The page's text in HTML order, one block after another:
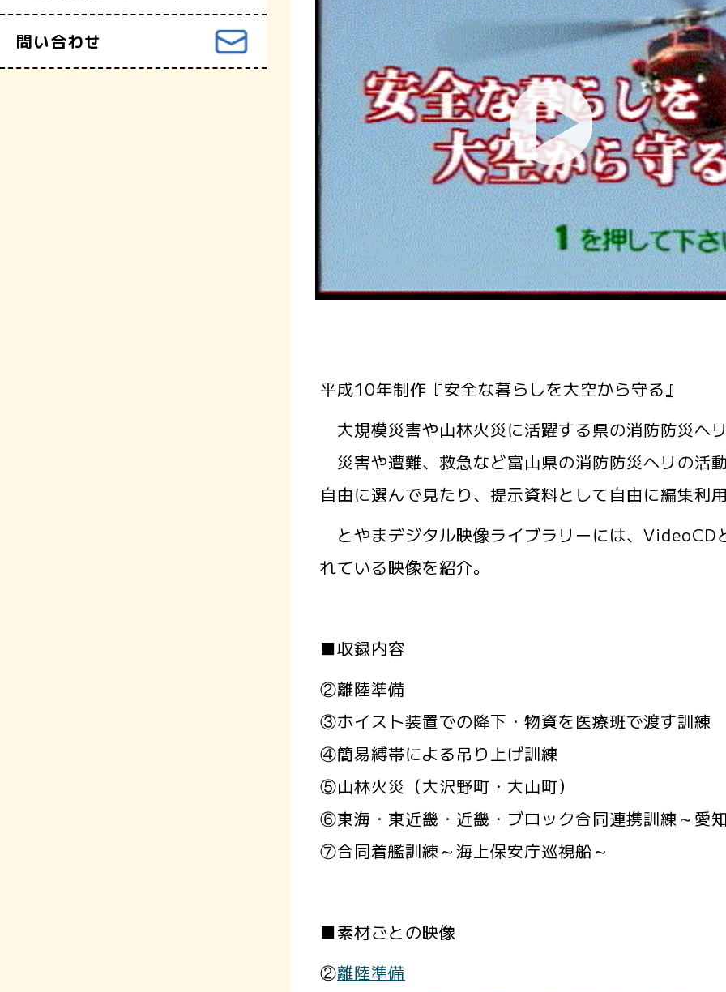
問い合わせ
平成10年制作『安全な暮らしを大空から守る』
大規模災害や山林火災に活躍する県の消防防災ヘリ
災害や遭難、救急など富山県の消防防災ヘリの活
自由に選んで見たり、提示資料として自由に編集利
とやまデジタル映像ライブラリーには、VideoCD
れている映像を紹介。
■収録内容
②離陸準備
③ホイスト装置での降下・物資を医療班で渡す訓練
④簡易縛帯による吊り上げ訓練
⑤山林火災（大沢野町・大山町）
⑥東海・東近畿・近畿・ブロック合同連携訓練～愛
⑦合同着艦訓練～海上保安庁巡視船～
■素材ごとの映像
②離陸準備